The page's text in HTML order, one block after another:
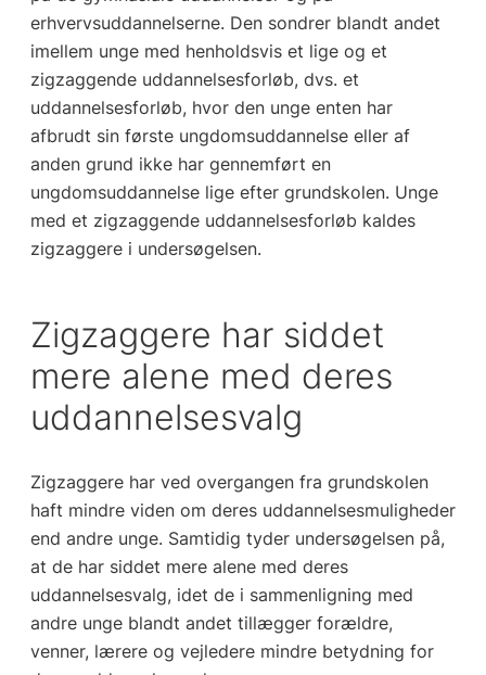
erhvervsuddannelserne. Den sondrer blandt andet
imellem unge med henholdsvis et lige og et
zigzaggende uddannelsesforløb, dvs. et
uddannelsesforløb, hvor den unge enten har
afbrudt sin første ungdomsuddannelse eller af
anden grund ikke har gennemført en
ungdomsuddannelse lige efter grundskolen. Unge
med et zigzaggende uddannelsesforløb kaldes
zigzaggere i undersøgelsen.
Zigzaggere har siddet
mere alene med deres
uddannelsesvalg
Zigzaggere har ved overgangen fra grundskolen
haft mindre viden om deres uddannelsesmuligheder
end andre unge. Samtidig tyder undersøgelsen på,
at de har siddet mere alene med deres
uddannelsesvalg, idet de i sammenligning med
andre unge blandt andet tillægger forældre,
venner, lærere og vejledere mindre betydning for